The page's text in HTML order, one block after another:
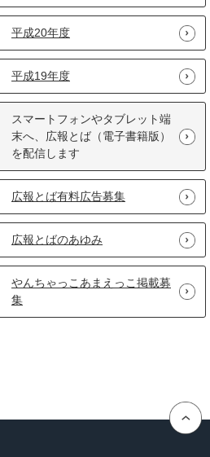
平成20年度
平成19年度
スマートフォンやタブレット端
末へ、広報とば（電子書籍版）
を配信します
広報とば有料広告募集
広報とばのあゆみ
やんちゃっこあまえっこ掲載募
集